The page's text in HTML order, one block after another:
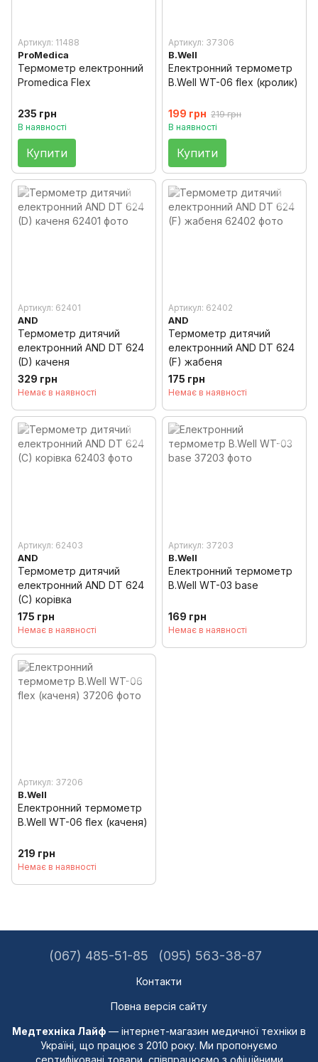
Артикул: 11488
ProMedica
Термометр електронний
Promedica Flex
235 грн
В наявності
Купити
Артикул: 37306
B.Well
Електронний термометр
B.Well WT-06 flex (кролик)
199 грн 219 грн
В наявності
Купити
Артикул: 62401
AND
Термометр дитячий
електронний AND DT 624
(D) каченя
329 грн
Немає в наявності
Артикул: 62402
AND
Термометр дитячий
електронний AND DT 624
(F) жабеня
175 грн
Немає в наявності
Артикул: 62403
AND
Термометр дитячий
електронний AND DT 624
(C) корівка
175 грн
Немає в наявності
Артикул: 37203
B.Well
Електронний термометр
B.Well WT-03 base
169 грн
Немає в наявності
Артикул: 37206
B.Well
Електронний термометр
B.Well WT-06 flex (каченя)
219 грн
Немає в наявності
(067) 485-51-85 (095) 563-38-87
Контакти
Повна версія сайту
Медтехніка Лайф — інтернет-магазин медичної техніки в
Україні, що працює з 2010 року. Ми пропонуємо
сертифіковані товари, співпрацюємо з офіційними